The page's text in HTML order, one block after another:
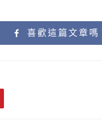
約。（圖／達志影
喜歡這篇文章嗎